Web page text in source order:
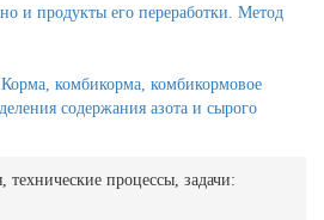
и продукты его переработки. Метод
комбикорма, комбикормовое
содержания азота и сырого
технические процессы, задачи: